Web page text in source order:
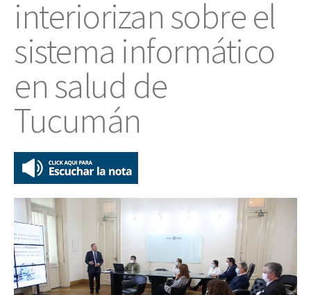
interiorizan sobre el
sistema informático
en salud de
Tucumán